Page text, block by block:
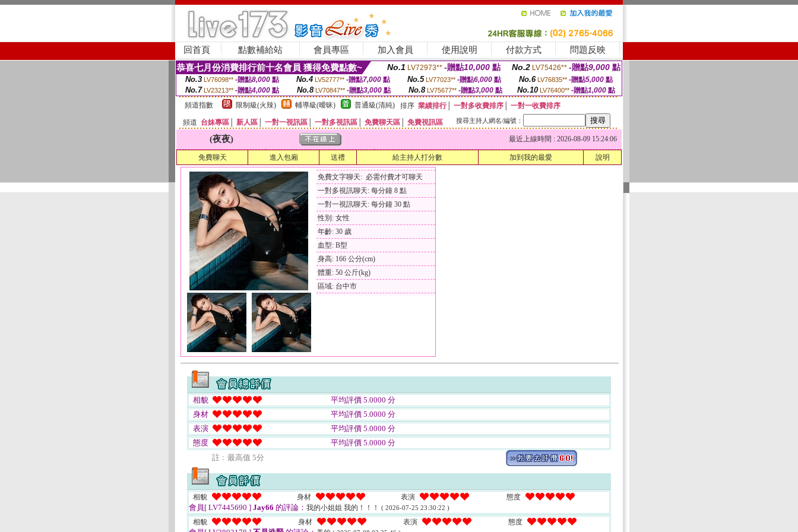
回首頁 點數補給站 會員專區 加入會員 使用說明 付款方式 問題反映
恭喜七月份消費排行前十名會員 獲得免費點數~ No.1 LV72973** -贈點10,000 點 No.2 LV75426** -贈點9,000 點
No.3 LV76098** -贈點8,000點 No.4 LV52777** -贈點7,000點 No.5 LV77023** -贈點6,000點 No.6 LV76835** -贈點5,000點
No.7 LV23213** -贈點4,000 點 No.8 LV70847** -贈點3,000 點 No.8 LV75677** -贈點3,000點 No.10 LV76400** -贈點1,000 點
頻道指數
限制級(火辣) 輔導級(曖昧) 普通級(清純) 排序 業績排行│ 一對多收費排序
一對一收費排序
頻道 台妹專區 新人區 一對一視訊區 一對多視訊區 免費聊天區 免費視訊區 搜尋主持人網名/編號：
(夜夜) 最近上線時間 : 2026-08-09 15:24:06
免費聊天 進入包廂 送禮 給主持人打分數 加到我的最愛 說明
免費文字聊天: 必需付費才可聊天
一對多視訊聊天: 每分鐘 8 點
一對一視訊聊天: 每分鐘 30 點
性別: 女性
年齡: 30 歲
血型: B型
身高: 166 公分(cm)
體重: 50 公斤(kg)
區域: 台中市
相貌
平均評價 5.0000 分
身材
平均評價 5.0000 分
表演
平均評價 5.0000 分
態度
平均評價 5.0000 分
註﹕最高值 5分
相貌 身材 表演 態度
會員[ LV7445690 ] Jay66 的評論： 我的小姐姐 我的！！！ ( 2026-07-25 23:30:22 )
相貌 身材 表演 態度